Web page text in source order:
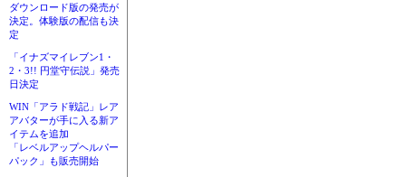
ダウンロード版の発売が
決定。体験版の配信も決
定
「イナズマイレブン1・
2・3!! 円堂守伝説」発売
日決定
WIN「アラド戦記」レア
アバターが手に入る新ア
イテムを追加
「レベルアップヘルパー
パック」も販売開始